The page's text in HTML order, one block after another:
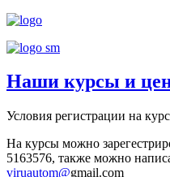
Наши курсы и
Условия регистрации на
На курсы можно
5163576, также можно
viruautom@gmail.com